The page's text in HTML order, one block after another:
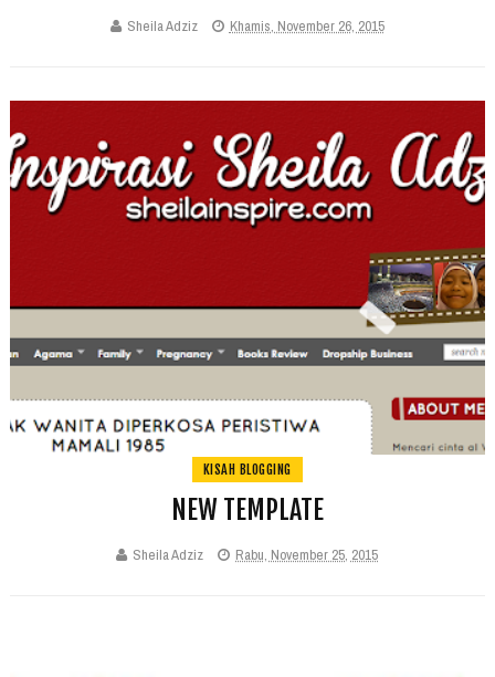
Sheila Adziz Khamis, November 26, 2015
KISAH BLOGGING
NEW TEMPLATE
Sheila Adziz Rabu, November 25, 2015